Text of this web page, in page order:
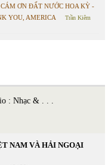
CÁM ƠN ĐẤT NƯỚC HOA KỲ -
YOU, AMERICA
Trần Kiêm
: Nhạc & . . .
NAM VÀ HẢI NGOẠI